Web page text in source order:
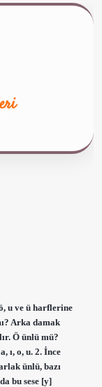
u ve ü harflerine
Arka damak
Ö ünlü mü?
ı, o, u. 2. İnce
ünlü, bazı
bu sese [y]